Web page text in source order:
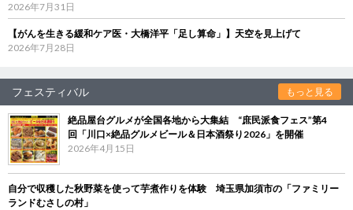
2026年7月31日
【がんを生きる緩和ケア医・大橋洋平「足し算命」】天空を見上げて
2026年7月28日
フェスティバル もっと見る
絶品屋台グルメが全国各地から大集結 “庶民派食フェス”第4
回「川口×絶品グルメビール＆日本酒祭り2026」を開催
2026年4月15日
自分で収穫した秋野菜を使って芋煮作りを体験 埼玉県加須市の「ファミリー
ランドむさしの村」